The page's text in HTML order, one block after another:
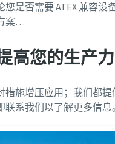
是否需要 ATEX 兼容设
案…
高您的生产力
措施增压应用；我们都提
系我们以了解更多信息。